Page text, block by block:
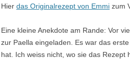
Hier das Originalrezept von Emmi zum
Eine kleine Anekdote am Rande: Vor
zur Paella eingeladen. Es war das
hat. Ich weiss nicht, wo sie das